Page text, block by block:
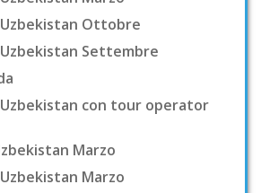
Ottobre
Settembre
con tour operator
Marzo
Marzo